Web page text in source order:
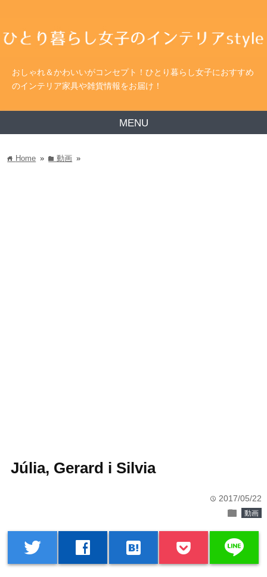
おしゃれ＆かわいいがコンセプト！ひとり暮らし女子におすすめ
のインテリア家具や雑貨情報をお届け！
MENU
home Home » folder動画 »
Júlia, Gerard i Silvia
time 2017/05/22
folder 動画
twitter facebook hatenabookmark line